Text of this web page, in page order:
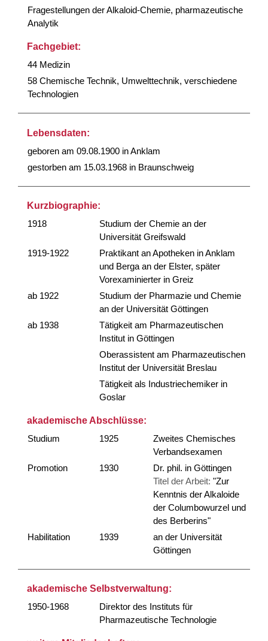
Fragestellungen der Alkaloid-Chemie, pharmazeutische
Analytik
Fachgebiet:
44 Medizin
58 Chemische Technik, Umwelttechnik, verschiedene
Technologien
Lebensdaten:
geboren am 09.08.1900 in Anklam
gestorben am 15.03.1968 in Braunschweig
Kurzbiographie:
1918
Studium der Chemie an der
Universität Greifswald
1919-1922
Praktikant an Apotheken in Anklam
und Berga an der Elster, später
Vorexaminierter in Greiz
ab 1922
Studium der Pharmazie und Chemie
an der Universität Göttingen
ab 1938
Tätigkeit am Pharmazeutischen
Institut in Göttingen
Oberassistent am Pharmazeutischen
Institut der Universität Breslau
Tätigkeit als Industriechemiker in
Goslar
akademische Abschlüsse:
Studium
1925
Zweites Chemisches
Verbandsexamen
Promotion
1930
Dr. phil. in Göttingen
Titel der Arbeit: "Zur
Kenntnis der Alkaloide
der Columbowurzel und
des Berberins"
Habilitation
1939
an der Universität
Göttingen
akademische Selbstverwaltung:
1950-1968
Direktor des Instituts für
Pharmazeutische Technologie